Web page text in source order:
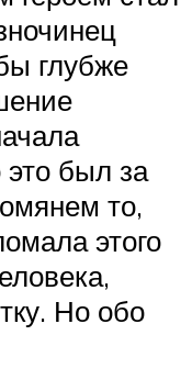
глубже
это был за
то,
этого
Но обо